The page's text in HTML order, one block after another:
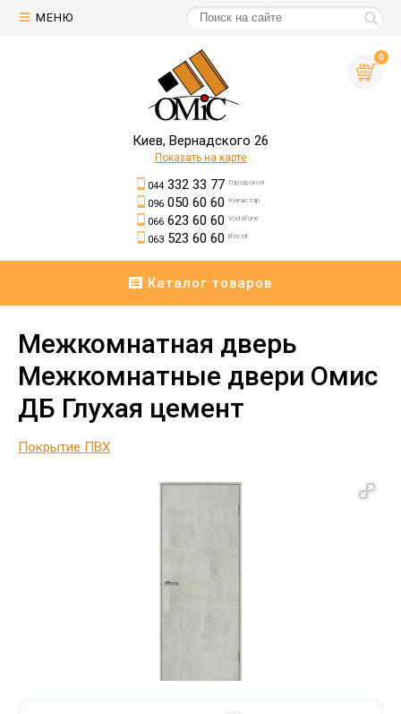
МЕНЮ
0
Киев, Вернадского 26
Показать на карте
044332 33 77 Городской
096050 60 60 Киевстар
066623 60 60 Vodafone
063523 60 60 lifecell
Каталог товаров
Межкомнатная дверь
Межкомнатные двери Омис
ДБ Глухая цемент
Покрытие ПВХ